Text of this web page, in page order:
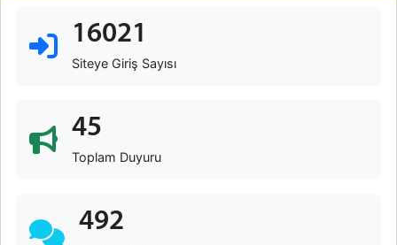
16021
Siteye Giriş Sayısı
45
Toplam Duyuru
492